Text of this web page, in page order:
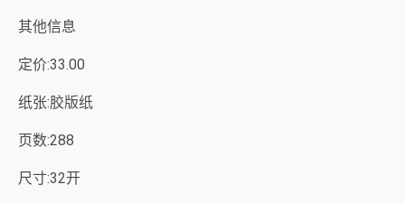
其他信息
定价:33.00
纸张:胶版纸
页数:288
尺寸:32开